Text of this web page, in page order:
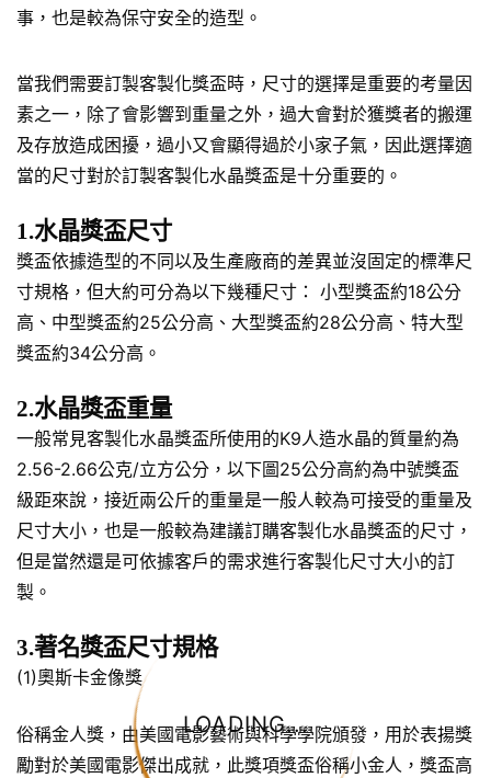
LOADING...
事，也是較為保守安全的造型。
當我們需要訂製客製化獎盃時，尺寸的選擇是重要的考量因
素之一，除了會影響到重量之外，過大會對於獲獎者的搬運
及存放造成困擾，過小又會顯得過於小家子氣，因此選擇適
當的尺寸對於訂製客製化水晶獎盃是十分重要的。
1.水晶獎盃尺寸
獎盃依據造型的不同以及生產廠商的差異並沒固定的標準尺
寸規格，但大約可分為以下幾種尺寸： 小型獎盃約18公分
高、中型獎盃約25公分高、大型獎盃約28公分高、特大型
獎盃約34公分高。
2.水晶獎盃重量
一般常見客製化水晶獎盃所使用的K9人造水晶的質量約為
2.56-2.66公克/立方公分，以下圖25公分高約為中號獎盃
級距來說，接近兩公斤的重量是一般人較為可接受的重量及
尺寸大小，也是一般較為建議訂購客製化水晶獎盃的尺寸，
但是當然還是可依據客戶的需求進行客製化尺寸大小的訂
製。
3.著名獎盃尺寸規格
(1)奧斯卡金像獎
俗稱金人獎，由美國電影藝術與科學學院頒發，用於表揚獎
勵對於美國電影傑出成就，此獎項獎盃俗稱小金人，獎盃高